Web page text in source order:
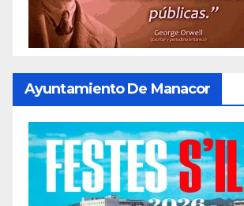
Ayuntamiento De Manacor